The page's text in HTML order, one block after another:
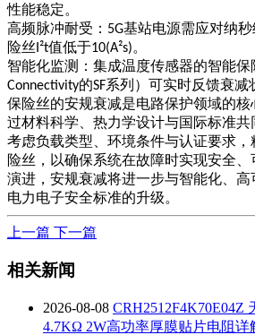
性能稳定。
高频脉冲耐受 ： 5G基站电源需应对纳
险丝 I²t值低于10(A²s)。
智能化监测 ：集成温度传感器的智能保
Connectivity的SF系列）可实时反馈衰减
保险丝的安规衰减是电路保护领域的
过材料科学、热力学设计与国际标准
考虑负载类型、环境条件与认证要求，
险丝，以确保系统在故障时实现安全
演进，安规衰减将进一步与智能化、
电力电子安全标准的升级。
上一篇 下一篇
相关新闻
2026-08-08 CRH2512F4K70E04Z
4.7KΩ 2W高功率厚膜贴片电阻详